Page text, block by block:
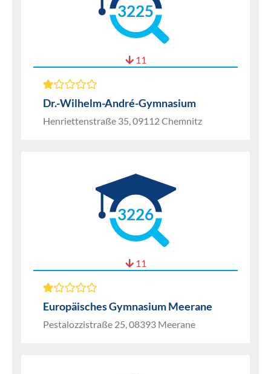
3225
11
Dr.-Wilhelm-André-Gymnasium
Henriettenstraße 35, 09112 Chemnitz
3226
11
Europäisches Gymnasium Meerane
Pestalozzistraße 25, 08393 Meerane